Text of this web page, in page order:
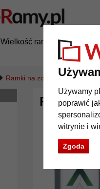
Używamy
poprawić
witrynie i
Zgoda
Wielkość ramy Marka
Ramki na zdjęcia kolaż
Ramka